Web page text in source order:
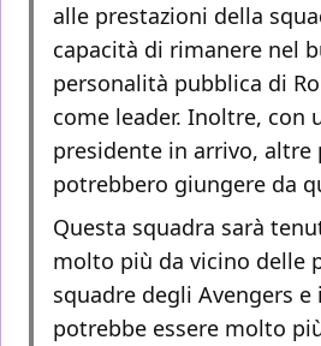
alle prestazioni della
capacità di rimanere nel
personalità pubblica di
come leader. Inoltre, con
presidente in arrivo, altre
potrebbero giungere da
Questa squadra sarà
molto più da vicino delle
squadre degli Avengers
potrebbe essere molto